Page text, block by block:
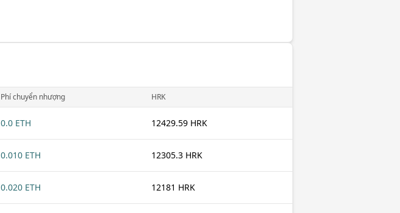
Phí chuyển nhượng HRK
0.0 ETH 12429.59 HRK
0.010 ETH 12305.3 HRK
0.020 ETH 12181 HRK